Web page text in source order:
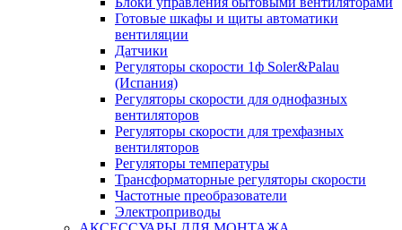
Готовые шкафы и щиты автоматики
вентиляции
Датчики
Регуляторы скорости 1ф Soler&Palau
(Испания)
Регуляторы скорости для однофазных
вентиляторов
Регуляторы скорости для трехфазных
вентиляторов
Регуляторы температуры
Трансформаторные регуляторы скорости
Частотные преобразователи
Электроприводы